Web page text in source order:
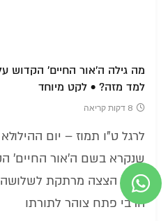
מה גילה ה'אור החיים' הקדוש
למד מזה? • לקט מיוחד
8 דקות קריאה
לרגל ט"ו תמוז – יום
שנקרא בשם ה'אור החיים'
מגיש הצצה מרתקת לשלושה
הרבי פתח צוהר לתורתו